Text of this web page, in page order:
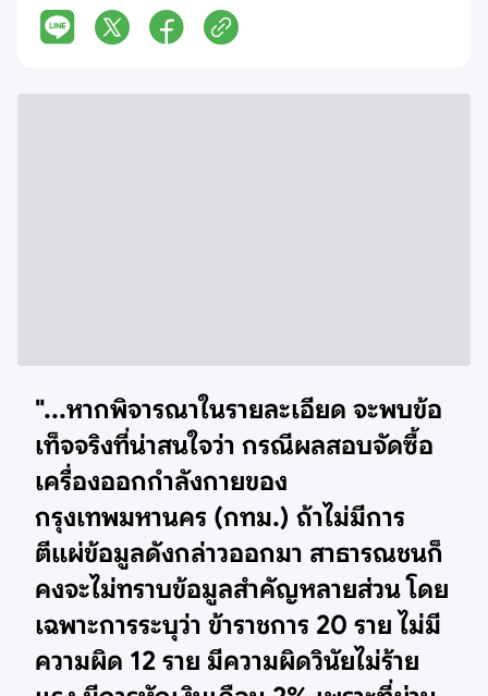
"...หากพิจารณาในรายละเอียด จะพบข้อ
เท็จจริงที่น่าสนใจว่า กรณีผลสอบจัดซื้อ
เครื่องออกกำลังกายของ
กรุงเทพมหานคร (กทม.) ถ้าไม่มีการ
ตีแผ่ข้อมูลดังกล่าวออกมา สาธารณชนก็
คงจะไม่ทราบข้อมูลสำคัญหลายส่วน โดย
เฉพาะการระบุว่า ข้าราชการ 20 ราย ไม่มี
ความผิด 12 ราย มีความผิดวินัยไม่ร้าย